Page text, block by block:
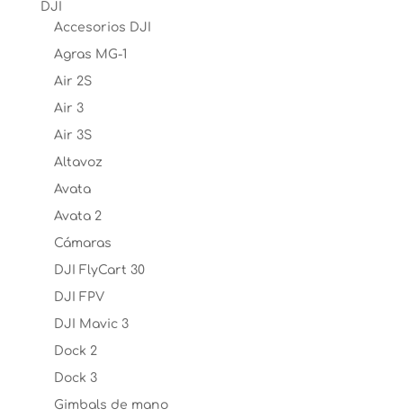
DJI
Accesorios DJI
Agras MG-1
Air 2S
Air 3
Air 3S
Altavoz
Avata
Avata 2
Cámaras
DJI FlyCart 30
DJI FPV
DJI Mavic 3
Dock 2
Dock 3
Gimbals de mano